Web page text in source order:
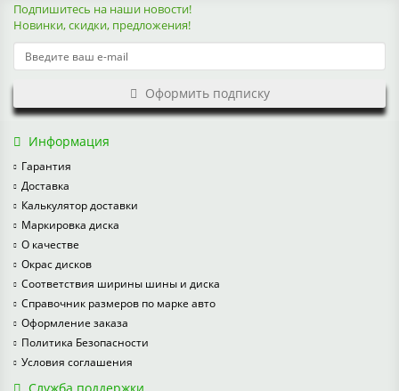
Подпишитесь на наши новости!
Новинки, скидки, предложения!
Оформить подписку
Информация
Гарантия
Доставка
Калькулятор доставки
Маркировка диска
О качестве
Окрас дисков
Соответствия ширины шины и диска
Справочник размеров по марке авто
Оформление заказа
Политика Безопасности
Условия соглашения